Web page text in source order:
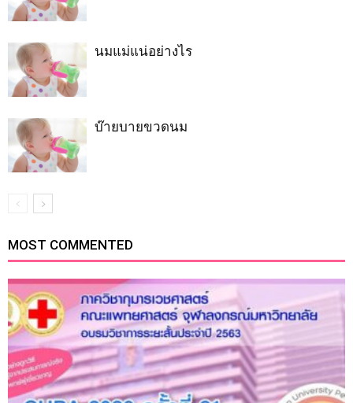
นมแม่แน่อย่างไร
บ๊ายบายขวดนม
MOST COMMENTED